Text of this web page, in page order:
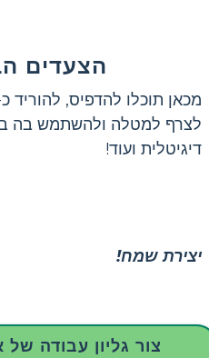
הצעדים
לצרף למטלה ולהשתמש בה
דיגיטלית ועוד!
יצירת שמח!
צור גליון עבודה של